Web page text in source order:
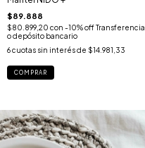
$89.888
$80.899,20 con -10% off Transferencia
o depósito bancario
6cuotas sin interés de $14.981,33